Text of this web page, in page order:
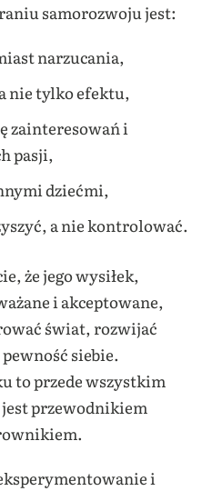
samorozwoju jest:
narzucania,
nie tylko efektu,
zainteresowań i
pasji,
dziećmi,
a nie kontrolować.
że jego wysiłek,
i akceptowane,
świat, rozwijać
siebie.
to przede wszystkim
przewodnikiem
i